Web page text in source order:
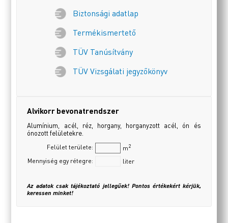
Biztonsági adatlap
Termékismertető
TÜV Tanúsítvány
TÜV Vizsgálati jegyzőkönyv
Alvikorr bevonatrendszer
Alumínium, acél, réz, horgany, horganyzott acél, ón és
ónozott felületekre.
Felület területe: m2
Mennyiség egy rétegre: liter
Az adatok csak tájékoztató jellegűek! Pontos értékekért kérjük,
keressen minket!